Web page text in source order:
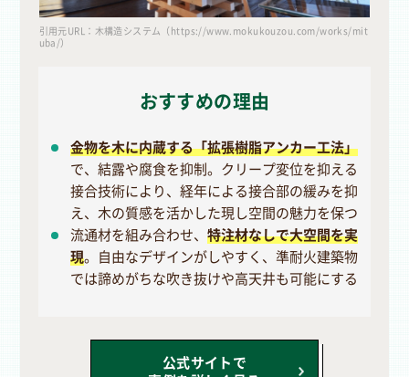
引用元URL：木構造システム（https://www.mokukouzou.com/works/mit
uba/）
おすすめの理由
金物を木に内蔵する「拡張樹脂アンカー工法」
で、結露や腐食を抑制。クリープ変位を抑える
接合技術により、経年による接合部の緩みを抑
え、木の質感を活かした現し空間の魅力を保つ
流通材を組み合わせ、特注材なしで大空間を実
現。自由なデザインがしやすく、準耐火建築物
では諦めがちな吹き抜けや高天井も可能にする
公式サイトで